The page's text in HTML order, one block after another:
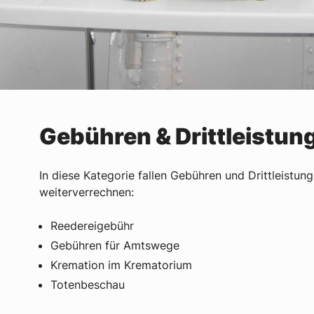
Gebühren &
In diese Kategorie fallen Gebühren und
weiterverrechnen:
Reedereigebühr
Gebühren für Amtswege
Kremation im Krematorium
Totenbeschau